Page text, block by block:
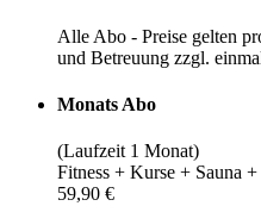
Alle Abo - Preise gelten
und Betreuung zzgl.
Monats Abo
(Laufzeit 1 Monat)
Fitness + Kurse + Sauna
59,90 €